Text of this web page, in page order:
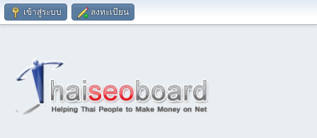
เข้าสู่ระบบ ลงทะเบียน